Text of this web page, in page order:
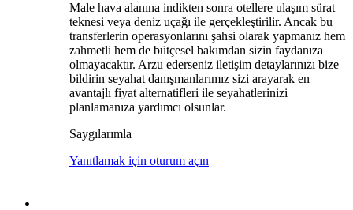
Male hava alanına indikten sonra otellere ulaşım sürat
teknesi veya deniz uçağı ile gerçekleştirilir. Ancak bu
transferlerin operasyonlarını şahsi olarak yapmanız hem
zahmetli hem de bütçesel bakımdan sizin faydanıza
olmayacaktır. Arzu ederseniz iletişim detaylarınızı bize
bildirin seyahat danışmanlarımız sizi arayarak en
avantajlı fiyat alternatifleri ile seyahatlerinizi
planlamanıza yardımcı olsunlar.
Saygılarımla
Yanıtlamak için oturum açın